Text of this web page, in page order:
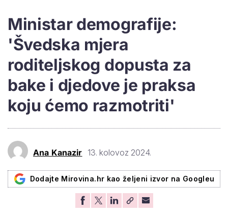
Ministar demografije:
'Švedska mjera
roditeljskog dopusta za
bake i djedove je praksa
koju ćemo razmotriti'
Ana Kanazir 13. kolovoz 2024.
Dodajte Mirovina.hr kao željeni izvor na Googleu